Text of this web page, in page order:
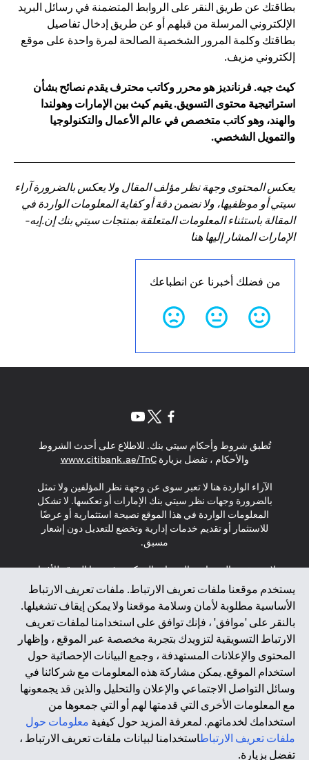
بطاقتك عن طريق النقر على الروابط المتضمنة في رسائل البريد
الإلكتروني المرسلة من قبلهم أو عن طريق إدخال تفاصيل
بطاقتك وكلمة المرور الشخصية الصالحة لمرة واحدة على موقع
إلكتروني مزيف.
كيث جيه. فرنانديز هو محرر وكاتب محترف يقدم نصائح بشأن
استراتيجية محتوى التسويق. يقيم كيث بين الإمارات وهولندا
والهند، وهو كاتب متخصص في عالم الأعمال والتكنولوجيا
والتمويل الشخصي.
يعكس المحتوى وجهة نظر مؤلف المقال ولا يعكس بالضرورة آراء
سيتي أو موظفيها، ولا نضمن دقة أو كفاية المعلومات الواردة في
المقالة باستثناء المعلومات المتعلقة بمنتجات سيتي بنك إن.إيه-
الإمارات المشار إليها هنا
من فضلك أخبرنا عن انطباعك
يستخدم موقعنا ملفات تعريف الارتباط. ملفات تعريف الارتباط
الأساسية مطلوبة لأمان وسلامة موقعنا ولا يمكن إيقاف تشغيلها.
بالنقر على 'موافق' ، فإنك توافق على استخدامنا لملفات تعريف
الارتباط التسويقية لتزويدك بتجربة مخصصة عبر الموقع ، وإظهار
المحتوى والإعلانات المستهدفة ، وجمع البيانات الإحصائية حول
استخدام الموقع. يمكن مشاركة هذه المعلومات مع شركائنا في
وسائل التواصل الاجتماعي والإعلان والتحليل والذين قد يجمعونها
مع المعلومات الأخرى التي قدمتها لهم أو التي جمعوها من
استخدامك لخدماتهم. لمعرفة المزيد حول كيفية معلومات حول
ملفات تعريف الارتباطاستخدامنا لبيانات ملفات تعريف الارتباط ،
تفضل بزيارة.
تُطبق شروط وأحكام سيتي بنك. للاطلاع على أحدث الشروط
والأحكام ، تفضل بزيارةwww.citibank.ae/TnC
(opens in a new tab)
الآراء الواردة هنا لا تعبر سوى عن وجهة نظر المؤلفين ولا تمثل
بالضرورة وجهات نظر سيتي بنك الإمارات أو تعكسها. لا تشكل
المعلومات الواردة في هذا الموقع نصيحة استثمارية أو عرضًا
للاستثمار أو تقديم خدمات إدارية وتخضع للتعديل دون إشعار
مسبق.
لا يتم تقديم المنتجات والخدمات المذكورة في هذا الموقع للأفراد
المقيمين في الاتحاد الأوروبي أو المنطقة الاقتصادية الأوروبية أو
سويسرا أو غيرنسي أو جيرسي أو موناكو أو سان مارينو أو
الفاتيكان أو جزيرة مان أو المملكة المتحدة أو خصوصية البيانات
(لائحة حماية البيانات العامة \ قانون حماية البيانات الشخصية
العامة \ قانون خصوصية نيوزيلندا). المحتوى الموجود في هذه
الصفحة ليس ولا ينبغي تفسيره على أنه عرض أو دعوة أو دعوة
لشراء أو بيع أي من المنتجات والخدمات المذكورة هنا لمثل هؤلاء
الأفراد.
*GDPR – اللائحة العامة لحماية البيانات؛ * LGPD – Lei Geral de
Proteção de Dados Pessoais ; *NZPA – قانون الخصوصية
النيوزيلندي